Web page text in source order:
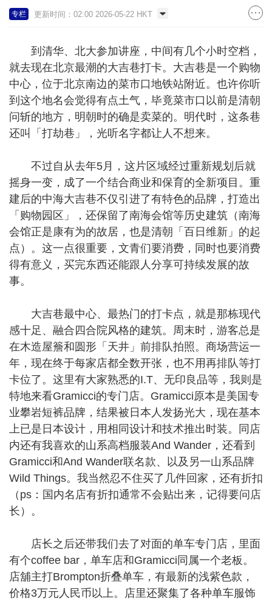
专栏 更新时间：02:00 2026-05-22 HKT
到清华、北大参加讲座，中间有几个小时空档，
就去现在北京最潮的大吉巷打卡。大吉巷是一个购物
中心，位于北京南边的菜市口地铁站附近。也许你听
到这个地名会觉得有点土气，毕竟菜市口以前是清朝
问斩的地方，明朝时的确是卖菜的。明代时，这条巷
还叫「打劫巷」，光听名字都让人不想来。
不过自从去年5月，这片区域经过重新规划后就
摇身一变，成了一个结合商业和保育的全新项目。重
建后的中海大吉巷不仅引进了有特色的品牌，打造出
「购物园区」，还保留了南海会馆等历史建筑（南海
会馆正是康有为的故居，也是清朝「百日维新」的起
点）。这一点很重要，文青们要消费，同时也要消费
得有意义，买完东西还能跟人分享可持续发展的故
事。
大吉巷最中心、最热门的打卡点，就是那栋现代
感十足、融合四合院风格的建筑。周末时，游客总是
在木造屋簷和圆形「天井」前排队拍照。商场营运一
年，现在终于每家店都全数开张，也不用再排队等打
卡位了。这里有大家熟悉的I.T、无印良品等，我则是
特地来看Gramicci的专门店。Gramicci原本是美国专
业攀岩短裤品牌，结果被日本人发扬光大，现在基本
上已是日本设计，用相同设计和技术推出时装。同店
内还有我喜欢的山系高档服装And Wander，还看到
Gramicci和And Wander联名款、以及另一山系品牌
Wild Things。我当然忍不住买了几件回家，还有折扣
（ps：国内名店有折扣通常不会贴出来，记得要问店
长）。
店长之后还带我们去了对面的单车专门店，里面
有个coffee bar，单车店和Gramicci同属一个老板。
店舖主打Brompton折叠单车，有最新的浅紫色款，
价格3万元人民币以上。店里还聚集了各种单车服饰